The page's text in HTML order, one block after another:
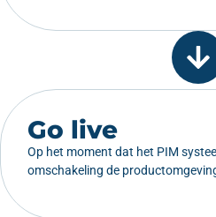
Go live
Op het moment dat het PIM
omschakeling de